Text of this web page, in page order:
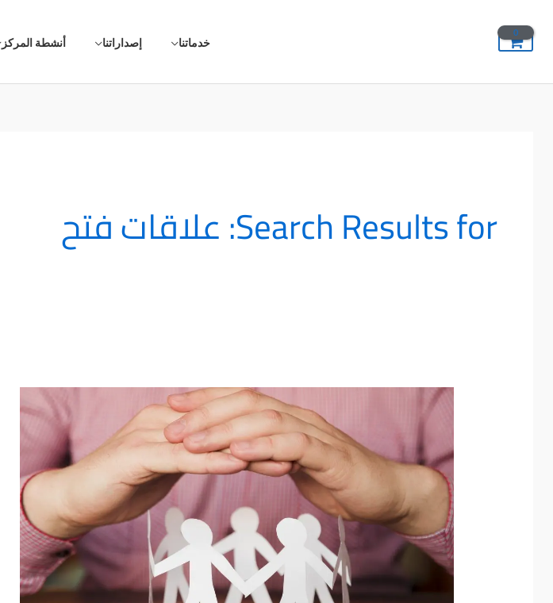
المحتوى
خدماتنا إصداراتنا أنشطة المركز
Search Results for: علاقات فتح